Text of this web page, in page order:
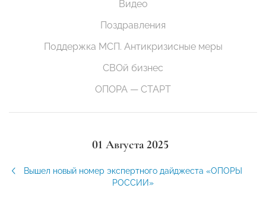
Видео
Поздравления
Поддержка МСП. Антикризисные меры
СВОй бизнес
ОПОРА — СТАРТ
01 Августа 2025
Вышел новый номер экспертного дайджеста «ОПОРЫ
РОССИИ»